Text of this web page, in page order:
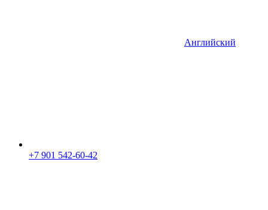
Английский
+7 901 542-60-42